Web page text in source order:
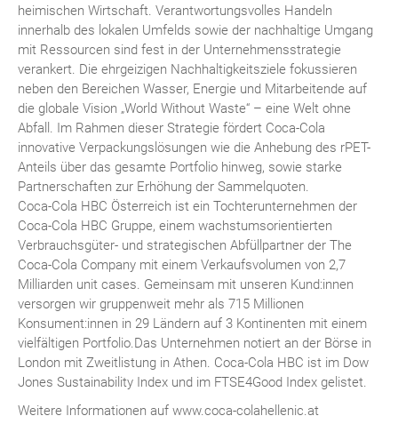
heimischen Wirtschaft. Verantwortungsvolles Handeln
innerhalb des lokalen Umfelds sowie der nachhaltige Umgang
mit Ressourcen sind fest in der Unternehmensstrategie
verankert. Die ehrgeizigen Nachhaltigkeitsziele fokussieren
neben den Bereichen Wasser, Energie und Mitarbeitende auf
die globale Vision „World Without Waste“ – eine Welt ohne
Abfall. Im Rahmen dieser Strategie fördert Coca-Cola
innovative Verpackungslösungen wie die Anhebung des rPET-
Anteils über das gesamte Portfolio hinweg, sowie starke
Partnerschaften zur Erhöhung der Sammelquoten.
Coca-Cola HBC Österreich ist ein Tochterunternehmen der
Coca-Cola HBC Gruppe, einem wachstumsorientierten
Verbrauchsgüter- und strategischen Abfüllpartner der The
Coca-Cola Company mit einem Verkaufsvolumen von 2,7
Milliarden unit cases. Gemeinsam mit unseren Kund:innen
versorgen wir gruppenweit mehr als 715 Millionen
Konsument:innen in 29 Ländern auf 3 Kontinenten mit einem
vielfältigen Portfolio.Das Unternehmen notiert an der Börse in
London mit Zweitlistung in Athen. Coca-Cola HBC ist im Dow
Jones Sustainability Index und im FTSE4Good Index gelistet.
Weitere Informationen auf www.coca-colahellenic.at